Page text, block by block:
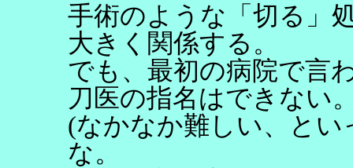
手術のような「切る」
大きく関係する。
でも、最初の病院で言
刀医の指名はできない
(なかなか難しい、と
な。